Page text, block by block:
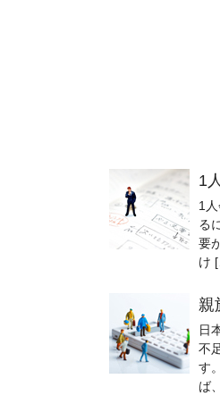
1
1
る
要
け
親
日
不
す
ば